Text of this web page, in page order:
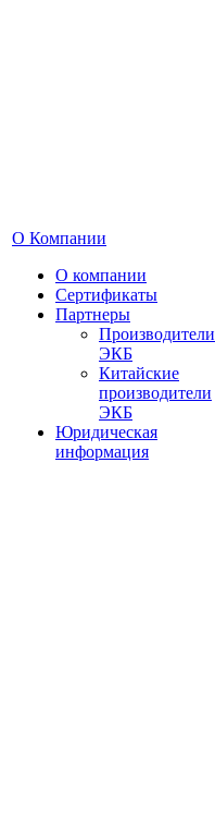
О Компании
О компании
Сертификаты
Партнеры
Производители
ЭКБ
Китайские
производители
ЭКБ
Юридическая
информация